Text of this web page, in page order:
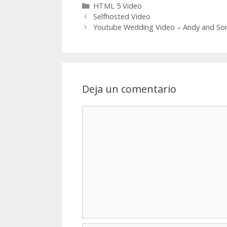
Categorías
HTML 5 Video
Selfhosted Video
Youtube Wedding Video – Andy and
Deja un comentario